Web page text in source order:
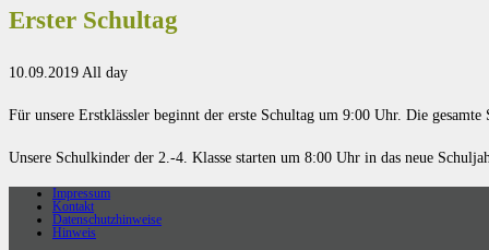
Erster Schultag
10.09.2019 All day
Für unsere Erstklässler beginnt der erste Schultag um 9:00 Uhr. Die
Unsere Schulkinder der 2.-4. Klasse starten um 8:00 Uhr in das neue
Impressum
Kontakt
Datenschutzhinweise
Hinweis